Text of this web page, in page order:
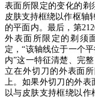
表面所限定的变化的剃
皮肤支持框绕以作枢轴
的平面内。最后，第
外表面所限定的剃须
定，“该轴线位于一个
内”这一特征清楚、完
立在外切刀的外表面
上。如果外切刀的外
以与皮肤支持框绕以作